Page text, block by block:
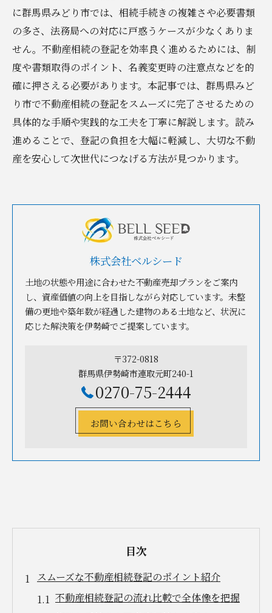
に群馬県みどり市では、相続手続きの複雑さや必要書類
の多さ、法務局への対応に戸惑うケースが少なくありま
せん。不動産相続の登記を効率良く進めるためには、制
度や書類取得のポイント、名義変更時の注意点などを的
確に押さえる必要があります。本記事では、群馬県みど
り市で不動産相続の登記をスムーズに完了させるための
具体的な手順や実践的な工夫を丁寧に解説します。読み
進めることで、登記の負担を大幅に軽減し、大切な不動
産を安心して次世代につなげる方法が見つかります。
株式会社ベルシード
土地の状態や用途に合わせた不動産売却プランをご案内
し、資産価値の向上を目指しながら対応しています。未整
備の更地や築年数が経過した建物のある土地など、状況に
応じた解決策を伊勢崎でご提案しています。
〒372-0818
群馬県伊勢崎市連取元町240-1
0270-75-2444
お問い合わせはこちら
目次
スムーズな不動産相続登記のポイント紹介
不動産相続登記の流れ比較で全体像を把握